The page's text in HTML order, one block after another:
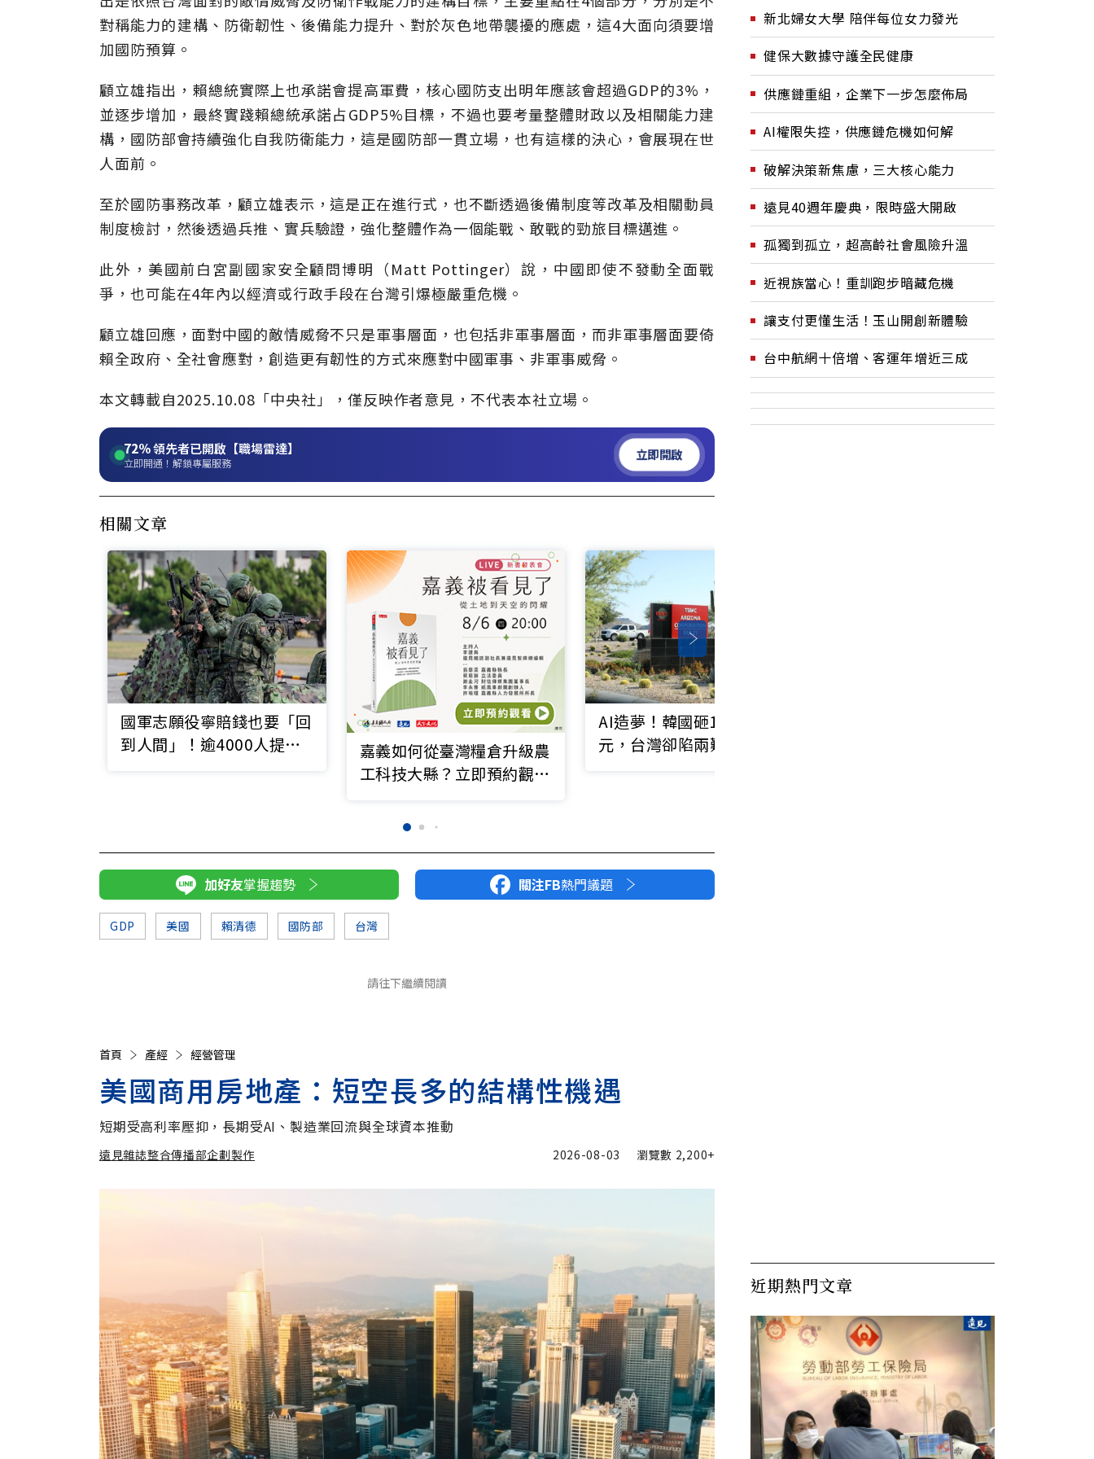
對稱能力的建構、防衛韌性、後備能力提升、對於灰色地帶襲擾的應處，這4大面向須要增
加國防預算。
顧立雄指出，賴總統實際上也承諾會提高軍費，核心國防支出明年應該會超過GDP的3%，
並逐步增加，最終實踐賴總統承諾占GDP5%目標，不過也要考量整體財政以及相關能力建
構，國防部會持續強化自我防衛能力，這是國防部一貫立場，也有這樣的決心，會展現在世
人面前。
至於國防事務改革，顧立雄表示，這是正在進行式，也不斷透過後備制度等改革及相關動員
制度檢討，然後透過兵推、實兵驗證，強化整體作為一個能戰、敢戰的勁旅目標邁進。
此外，美國前白宮副國家安全顧問博明（Matt Pottinger）說，中國即使不發動全面戰
爭，也可能在4年內以經濟或行政手段在台灣引爆極嚴重危機。
顧立雄回應，面對中國的敵情威脅不只是軍事層面，也包括非軍事層面，而非軍事層面要倚
賴全政府、全社會應對，創造更有韌性的方式來應對中國軍事、非軍事威脅。
本文轉載自2025.10.08「中央社」，僅反映作者意見，不代表本社立場。
72%領先者已開啟【職場雷達】
立即開通！解鎖專屬服務
立即開啟
相關文章
國軍志願役寧賠錢也要「回
到人間」！逾4000人提前
嘉義如何從臺灣糧倉升級農
工科技大縣？立即預約觀看
AI造夢！韓國砸1.2兆美
元，台灣卻陷兩難
加好友掌握趨勢 關注FB熱門議題
GDP 美國 賴清德 國防部 台灣
請往下繼續閱讀
首頁 產經 經營管理
美國商用房地產：短空長多的結構性機遇
短期受高利率壓抑，長期受AI、製造業回流與全球資本推動
遠見雜誌整合傳播部企劃製作 2026-08-03 瀏覽數 2,200+
新北婦女大學 陪伴每位女力發光
健保大數據守護全民健康
供應鏈重組，企業下一步怎麼佈局
AI權限失控，供應鏈危機如何解
破解決策新焦慮，三大核心能力
遠見40週年慶典，限時盛大開啟
孤獨到孤立，超高齡社會風險升溫
近視族當心！重訓跑步暗藏危機
讓支付更懂生活！玉山開創新體驗
台中航網十倍增、客運年增近三成
近期熱門文章